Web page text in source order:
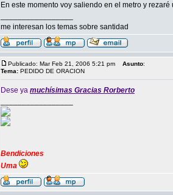
En este momento voy saliendo en el metro y
me interesan los temas sobre santidad
Publicado: Mar Feb 21, 2006 5:21 pm Asunto:
Tema: PEDIDO DE ORACION
Dese ya muchísimas Gracias Rorberto
Bendiciones
Uma